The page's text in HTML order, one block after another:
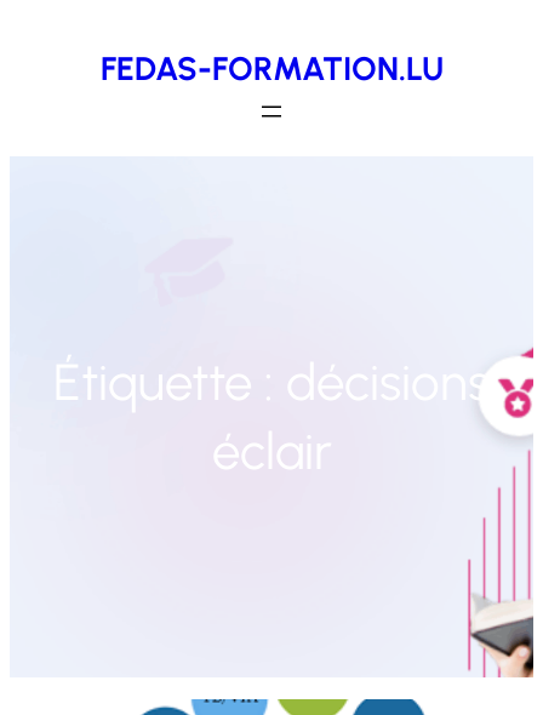
FEDAS-FORMATION.LU
Étiquette : décisions
éclair